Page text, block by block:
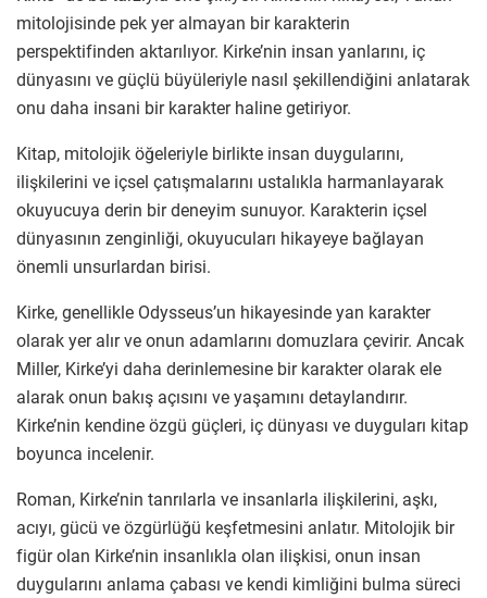
mitolojisinde pek yer almayan bir karakterin
perspektifinden aktarılıyor. Kirke’nin insan yanlarını, iç
dünyasını ve güçlü büyüleriyle nasıl şekillendiğini anlatarak
onu daha insani bir karakter haline getiriyor.
Kitap, mitolojik öğeleriyle birlikte insan duygularını,
ilişkilerini ve içsel çatışmalarını ustalıkla harmanlayarak
okuyucuya derin bir deneyim sunuyor. Karakterin içsel
dünyasının zenginliği, okuyucuları hikayeye bağlayan
önemli unsurlardan birisi.
Kirke, genellikle Odysseus’un hikayesinde yan karakter
olarak yer alır ve onun adamlarını domuzlara çevirir. Ancak
Miller, Kirke’yi daha derinlemesine bir karakter olarak ele
alarak onun bakış açısını ve yaşamını detaylandırır.
Kirke’nin kendine özgü güçleri, iç dünyası ve duyguları kitap
boyunca incelenir.
Roman, Kirke’nin tanrılarla ve insanlarla ilişkilerini, aşkı,
acıyı, gücü ve özgürlüğü keşfetmesini anlatır. Mitolojik bir
figür olan Kirke’nin insanlıkla olan ilişkisi, onun insan
duygularını anlama çabası ve kendi kimliğini bulma süreci